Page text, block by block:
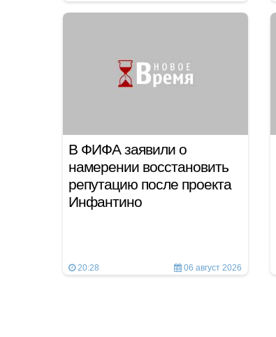
В ФИФА заявили о
намерении восстановить
репутацию после проекта
Инфантино
20:28 06 август 2026